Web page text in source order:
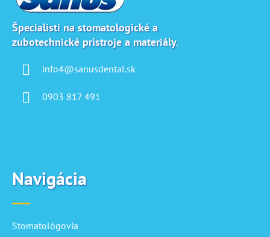
Špecialisti na stomatologické a
zubotechnické prístroje a materiály.
info4@sanusdental.sk
0903 817 491
Navigácia
Stomatológovia